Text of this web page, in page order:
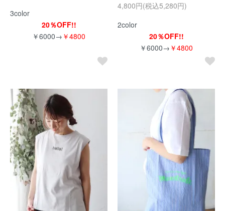
3color
20％OFF!!
￥6000→ ￥4800
4,800円(税込5,280円)
2color
20％OFF!!
￥6000→ ￥4800